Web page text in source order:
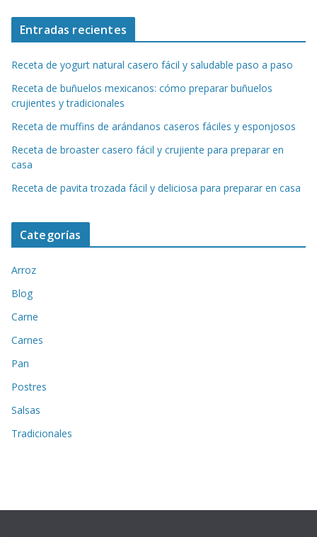
Entradas recientes
Receta de yogurt natural casero fácil y saludable paso a paso
Receta de buñuelos mexicanos: cómo preparar buñuelos
crujientes y tradicionales
Receta de muffins de arándanos caseros fáciles y esponjosos
Receta de broaster casero fácil y crujiente para preparar en
casa
Receta de pavita trozada fácil y deliciosa para preparar en casa
Categorías
Arroz
Blog
Carne
Carnes
Pan
Postres
Salsas
Tradicionales